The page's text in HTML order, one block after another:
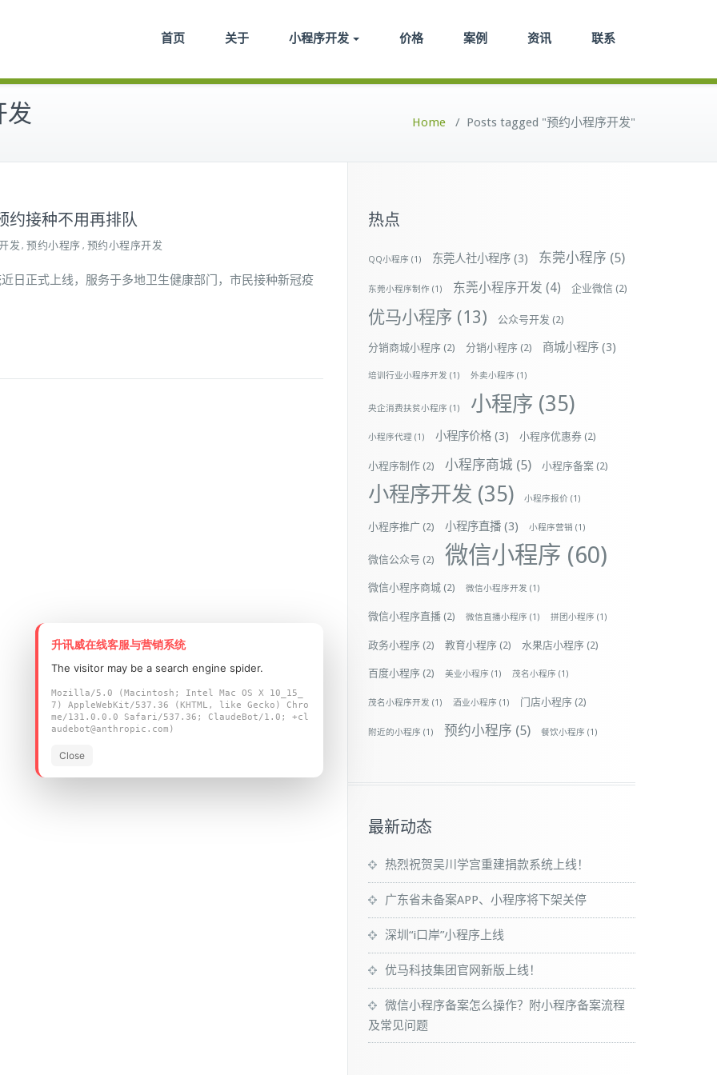
首页 关于 小程序开发 价格 案例 资讯 联系
Home / Posts tagged "预约小程序开发"
约接种不用再排队
发 , 预约小程序 , 预约小程序开发
日正式上线，服务于多地卫生健康部门，市民接种新冠疫
热点
QQ小程序 (1) 东莞人社小程序 (3) 东莞小程序 (5)
东莞小程序制作 (1) 东莞小程序开发 (4) 企业微信 (2)
优马小程序 (13) 公众号开发 (2)
分销商城小程序 (2) 分销小程序 (2) 商城小程序 (3)
培训行业小程序开发 (1) 外卖小程序 (1)
央企消费扶贫小程序 (1) 小程序 (35)
小程序代理 (1) 小程序价格 (3) 小程序优惠券 (2)
小程序制作 (2) 小程序商城 (5) 小程序备案 (2)
小程序开发 (35) 小程序报价 (1)
小程序推广 (2) 小程序直播 (3) 小程序营销 (1)
微信公众号 (2) 微信小程序 (60)
微信小程序商城 (2) 微信小程序开发 (1)
微信小程序直播 (2) 微信直播小程序 (1) 拼团小程序 (1)
政务小程序 (2) 教育小程序 (2) 水果店小程序 (2)
百度小程序 (2) 美业小程序 (1) 茂名小程序 (1)
茂名小程序开发 (1) 酒业小程序 (1) 门店小程序 (2)
附近的小程序 (1) 预约小程序 (5) 餐饮小程序 (1)
最新动态
热烈祝贺吴川学宫重建捐款系统上线！
广东省未备案APP、小程序将下架关停
深圳“i口岸”小程序上线
优马科技集团官网新版上线！
微信小程序备案怎么操作？附小程序备案流程
及常见问题
升讯威在线客服与营销系统
The visitor may be a search engine spider.
Mozilla/5.0 (Macintosh; Intel Mac OS X 10_15_
7) AppleWebKit/537.36 (KHTML, like Gecko) Chro
me/131.0.0.0 Safari/537.36; ClaudeBot/1.0; +cl
audebot@anthropic.com)
Close